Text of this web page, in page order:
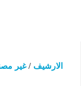
الارشيف /غير